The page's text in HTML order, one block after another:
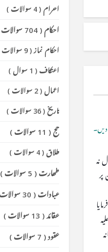
نہ
پر
احرام(4 سوالات )
احکام(704 سوالات
احکام نماز(9 سوالات
اعتکاف( 1 سوال )
اعمال(2 سوالات )
تاریخ(36 سوالات )
حج( 11 سوالات )
طلاق(4 سوالات )
طھارت( 5 سوالات )
عبادات( 30 سوالات
عقائد( 13 سوالات )
عقود( 7 سوالات )